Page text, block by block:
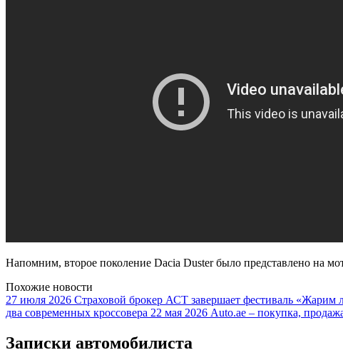
Напомним, второе поколение Dacia Duster было представлено на
Похожие новости
27 июля 2026 Страховой брокер АСТ завершает фестиваль
два современных кроссовера 22 мая 2026 Auto.ae – покупка,
Записки автомобилиста